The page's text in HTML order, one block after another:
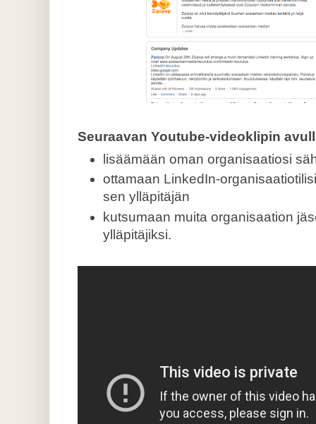
Seuraavan Youtube-videoklipin
lisäämään oman organisaatiosi
ottamaan LinkedIn-
sen ylläpitäjän
kutsumaan muita organisaation
ylläpitäjiksi.